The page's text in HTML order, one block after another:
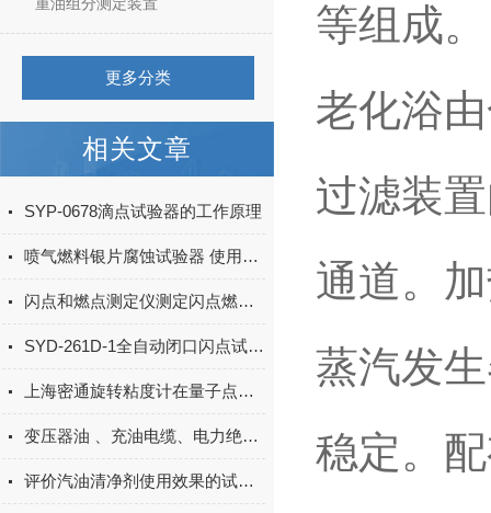
更多分类
相关文章
SYP-0678滴点试验器的工作原理
喷气燃料银片腐蚀试验器 使用方法
闪点和燃点测定仪测定闪点燃点的意义
SYD-261D-1全自动闭口闪点试验器步骤注意事项
上海密通旋转粘度计在量子点墨水中的应用
变压器油 、充油电缆、电力绝缘油耐压测试仪注意事项和维护
评价汽油清净剂使用效果的试验方法
等组成。
老化浴
过滤装
通道。
蒸汽发
稳定。